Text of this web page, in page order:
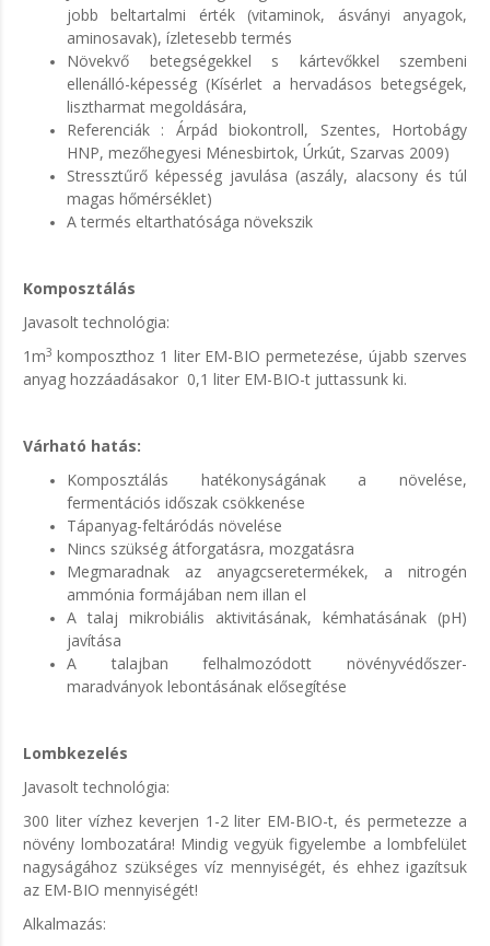
jobb beltartalmi érték (vitaminok, ásványi anyagok,
aminosavak), ízletesebb termés
Növekvő betegségekkel s kártevőkkel szembeni
ellenálló-képesség (Kísérlet a hervadásos betegségek,
lisztharmat megoldására,
Referenciák : Árpád biokontroll, Szentes, Hortobágy
HNP, mezőhegyesi Ménesbirtok, Úrkút, Szarvas 2009)
Stressztűrő képesség javulása (aszály, alacsony és túl
magas hőmérséklet)
A termés eltarthatósága növekszik
Komposztálás
Javasolt technológia:
1m3 komposzthoz 1 liter EM-BIO permetezése, újabb szerves
anyag hozzáadásakor 0,1 liter EM-BIO-t juttassunk ki.
Várható hatás:
Komposztálás hatékonyságának a növelése,
fermentációs időszak csökkenése
Tápanyag-feltáródás növelése
Nincs szükség átforgatásra, mozgatásra
Megmaradnak az anyagcseretermékek, a nitrogén
ammónia formájában nem illan el
A talaj mikrobiális aktivitásának, kémhatásának (pH)
javítása
A talajban felhalmozódott növényvédőszer-
maradványok lebontásának elősegítése
Lombkezelés
Javasolt technológia:
300 liter vízhez keverjen 1-2 liter EM-BIO-t, és permetezze a
növény lombozatára! Mindig vegyük figyelembe a lombfelület
nagyságához szükséges víz mennyiségét, és ehhez igazítsuk
az EM-BIO mennyiségét!
Alkalmazás: